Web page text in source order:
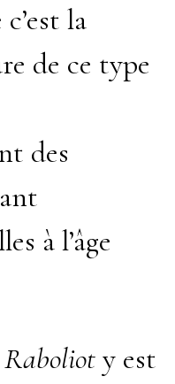
la
de ce type
des
à l’âge
Rabolioty est